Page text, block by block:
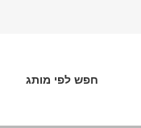
חפש לפי מותג